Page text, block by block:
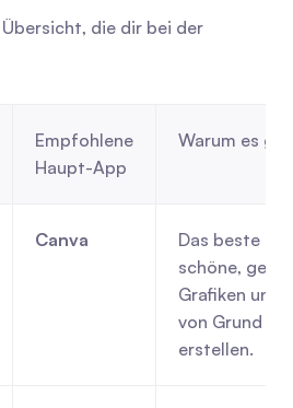
die dir bei der
Empfohlene
Haupt-App
Warum es
Canva
Das beste
schöne,
Grafiken und
von Grund
erstellen.